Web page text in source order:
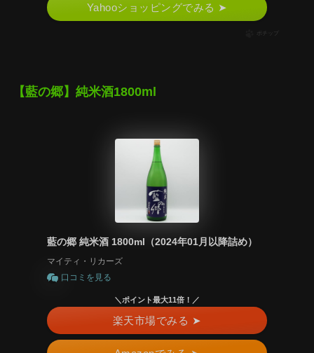
Yahooショッピングでみる ➤
ポチップ
【藍の郷】純米酒1800ml
藍の郷 純米酒 1800ml（2024年01月以降詰め）
マイティ・リカーズ
口コミを見る
＼ポイント最大11倍！／
楽天市場でみる ➤